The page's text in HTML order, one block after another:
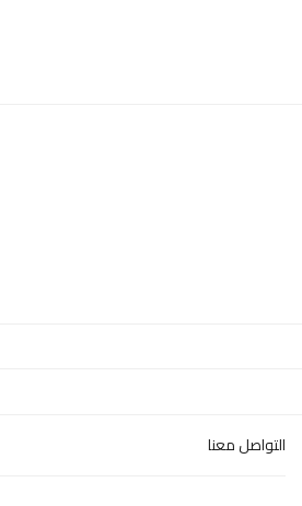
التواصل معنا